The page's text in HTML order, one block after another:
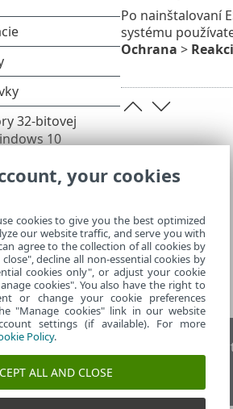
Po nainštalovaní
systému
Ochrana >
ESET ESET Status
o. Všetky práva vyhradené.
your cookies
cookies to give you the best optimized
our website traffic, and serve you with
agree to the collection of all cookies by
decline all non-essential cookies by
cookies only", or adjust your cookie
cookies". You also have the right to
or change your cookie preferences
"Manage cookies" link in our website
settings (if available). For more
Policy.
ALL AND CLOSE